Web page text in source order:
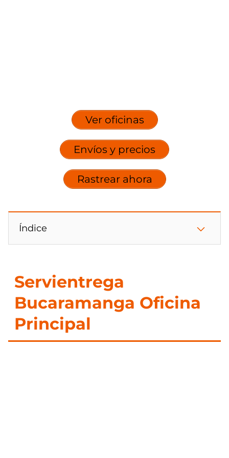
Ver oficinas
Envíos y precios
Rastrear ahora
Índice
Servientrega
Bucaramanga Oficina
Principal